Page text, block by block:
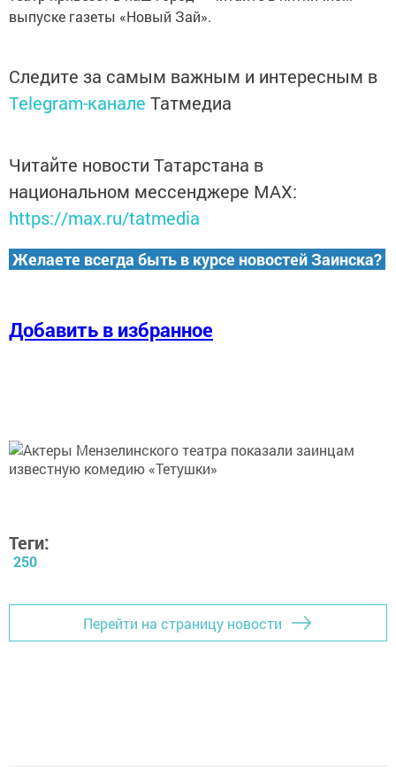
выпуске газеты «Новый Зай».
Следите за самым важным и интересным в
Telegram-канале Татмедиа
Читайте новости Татарстана в
национальном мессенджере MАХ:
https://max.ru/tatmedia
Желаете всегда быть в курсе новостей Заинска?
Добавить в избранное
Теги:
250
Перейти на страницу новости